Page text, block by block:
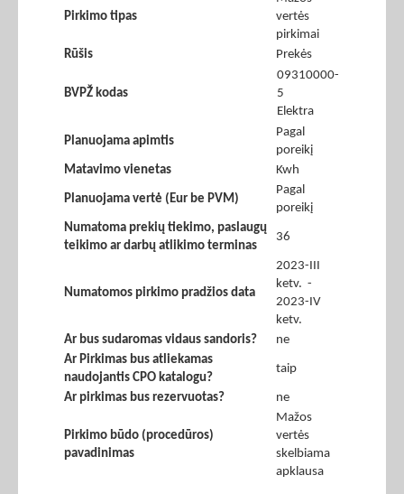
Pirkimo tipas
vertės
pirkimai
Rūšis
Prekės
BVPŽ kodas
09310000-
5
Elektra
Planuojama apimtis
Pagal
poreikį
Matavimo vienetas
Kwh
Planuojama vertė (Eur be PVM)
Pagal
poreikį
Numatoma prekių tiekimo, paslaugų
teikimo ar darbų atlikimo terminas
36
Numatomos pirkimo pradžios data
2023-III
ketv. -
2023-IV
ketv.
Ar bus sudaromas vidaus sandoris?
ne
Ar Pirkimas bus atliekamas
naudojantis CPO katalogu?
taip
Ar pirkimas bus rezervuotas? ne
Pirkimo būdo (procedūros)
pavadinimas
Mažos
vertės
skelbiama
apklausa